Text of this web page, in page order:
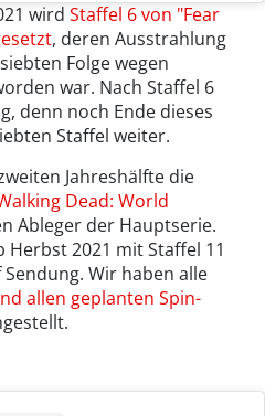
wird Staffel 6 von "Fear
, deren Ausstrahlung
Folge wegen
war. Nach Staffel 6
denn noch Ende dieses
Staffel weiter.
Jahreshälfte die
Dead: World
Ableger der Hauptserie.
2021 mit Staffel 11
Wir haben alle
allen geplanten Spin-